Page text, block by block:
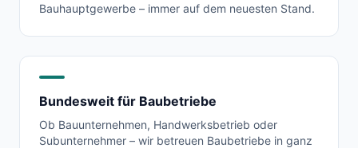
Bauhauptgewerbe – immer auf dem neuesten Stand.
Bundesweit für Baubetriebe
Ob Bauunternehmen, Handwerksbetrieb oder
Subunternehmer – wir betreuen Baubetriebe in ganz